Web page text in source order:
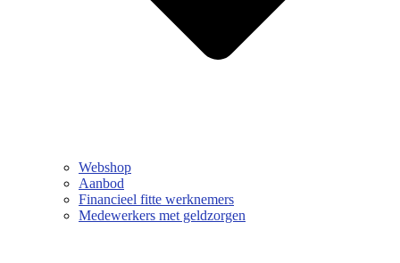
Webshop
Aanbod
Financieel fitte werknemers
Medewerkers met geldzorgen